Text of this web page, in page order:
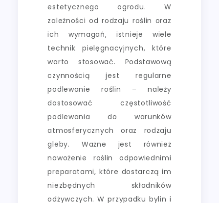
estetycznego ogrodu. W
zależności od rodzaju roślin oraz
ich wymagań, istnieje wiele
technik pielęgnacyjnych, które
warto stosować. Podstawową
czynnością jest regularne
podlewanie roślin – należy
dostosować częstotliwość
podlewania do warunków
atmosferycznych oraz rodzaju
gleby. Ważne jest również
nawożenie roślin odpowiednimi
preparatami, które dostarczą im
niezbędnych składników
odżywczych. W przypadku bylin i